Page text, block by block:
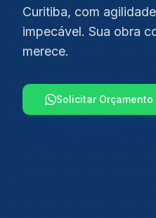
Curitiba, com
impecável. Sua obra
merece.
Solicitar Orçamento